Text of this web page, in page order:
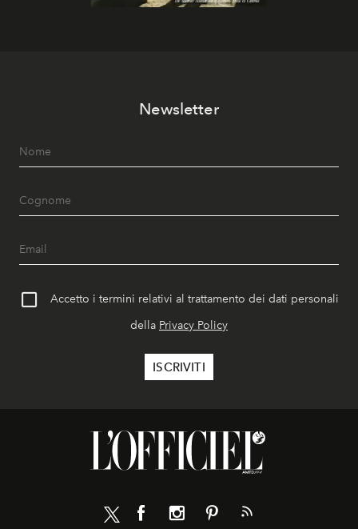
Newsletter
Accetto i termini relativi al trattamento dei dati personali
della Privacy Policy